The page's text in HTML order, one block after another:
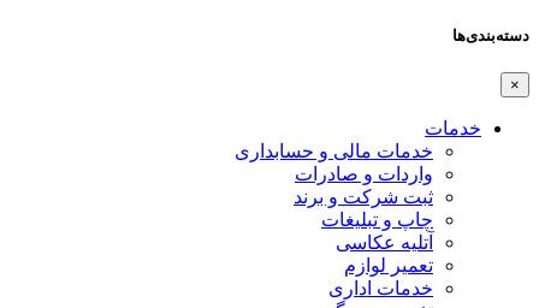
دسته‌بندی‌ها
×
خدمات
خدمات مالی و حسابداری
واردات و صادرات
ثبت شرکت و برند
چاپ و تبلیغات
آتلیه عکاسی
تعمیر لوازم
خدمات اداری